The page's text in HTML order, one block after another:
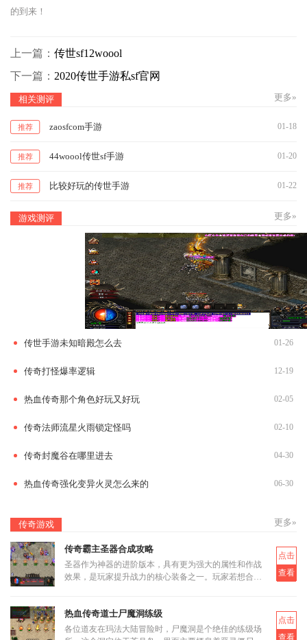
的到来！
上一篇： 传世sf12woool
下一篇： 2020传世手游私sf官网
相关测评 更多»
推荐 zaosfcom手游 01-18
推荐 44woool传世sf手游 01-20
推荐 比较好玩的传世手游 01-22
游戏测评 更多»
传世手游未知暗殿怎么去 01-26
传奇打怪爆率逻辑 12-19
热血传奇那个角色好玩又好玩 02-05
传奇法师流星火雨锁定怪吗 02-10
传奇封魔谷在哪里进去 04-30
热血传奇强化变异火灵怎么来的 06-30
传奇游戏 更多»
传奇霸主圣器合成攻略
圣器作为神器的进阶版本，具有更为强大的属性和作战
效果，是玩家提升战力的核心装备之一。玩家若想合成
点击
查看
热血传奇道士尸魔洞练级
各位道友在玛法大陆冒险时，尸魔洞是个绝佳的练级场
点击
查看